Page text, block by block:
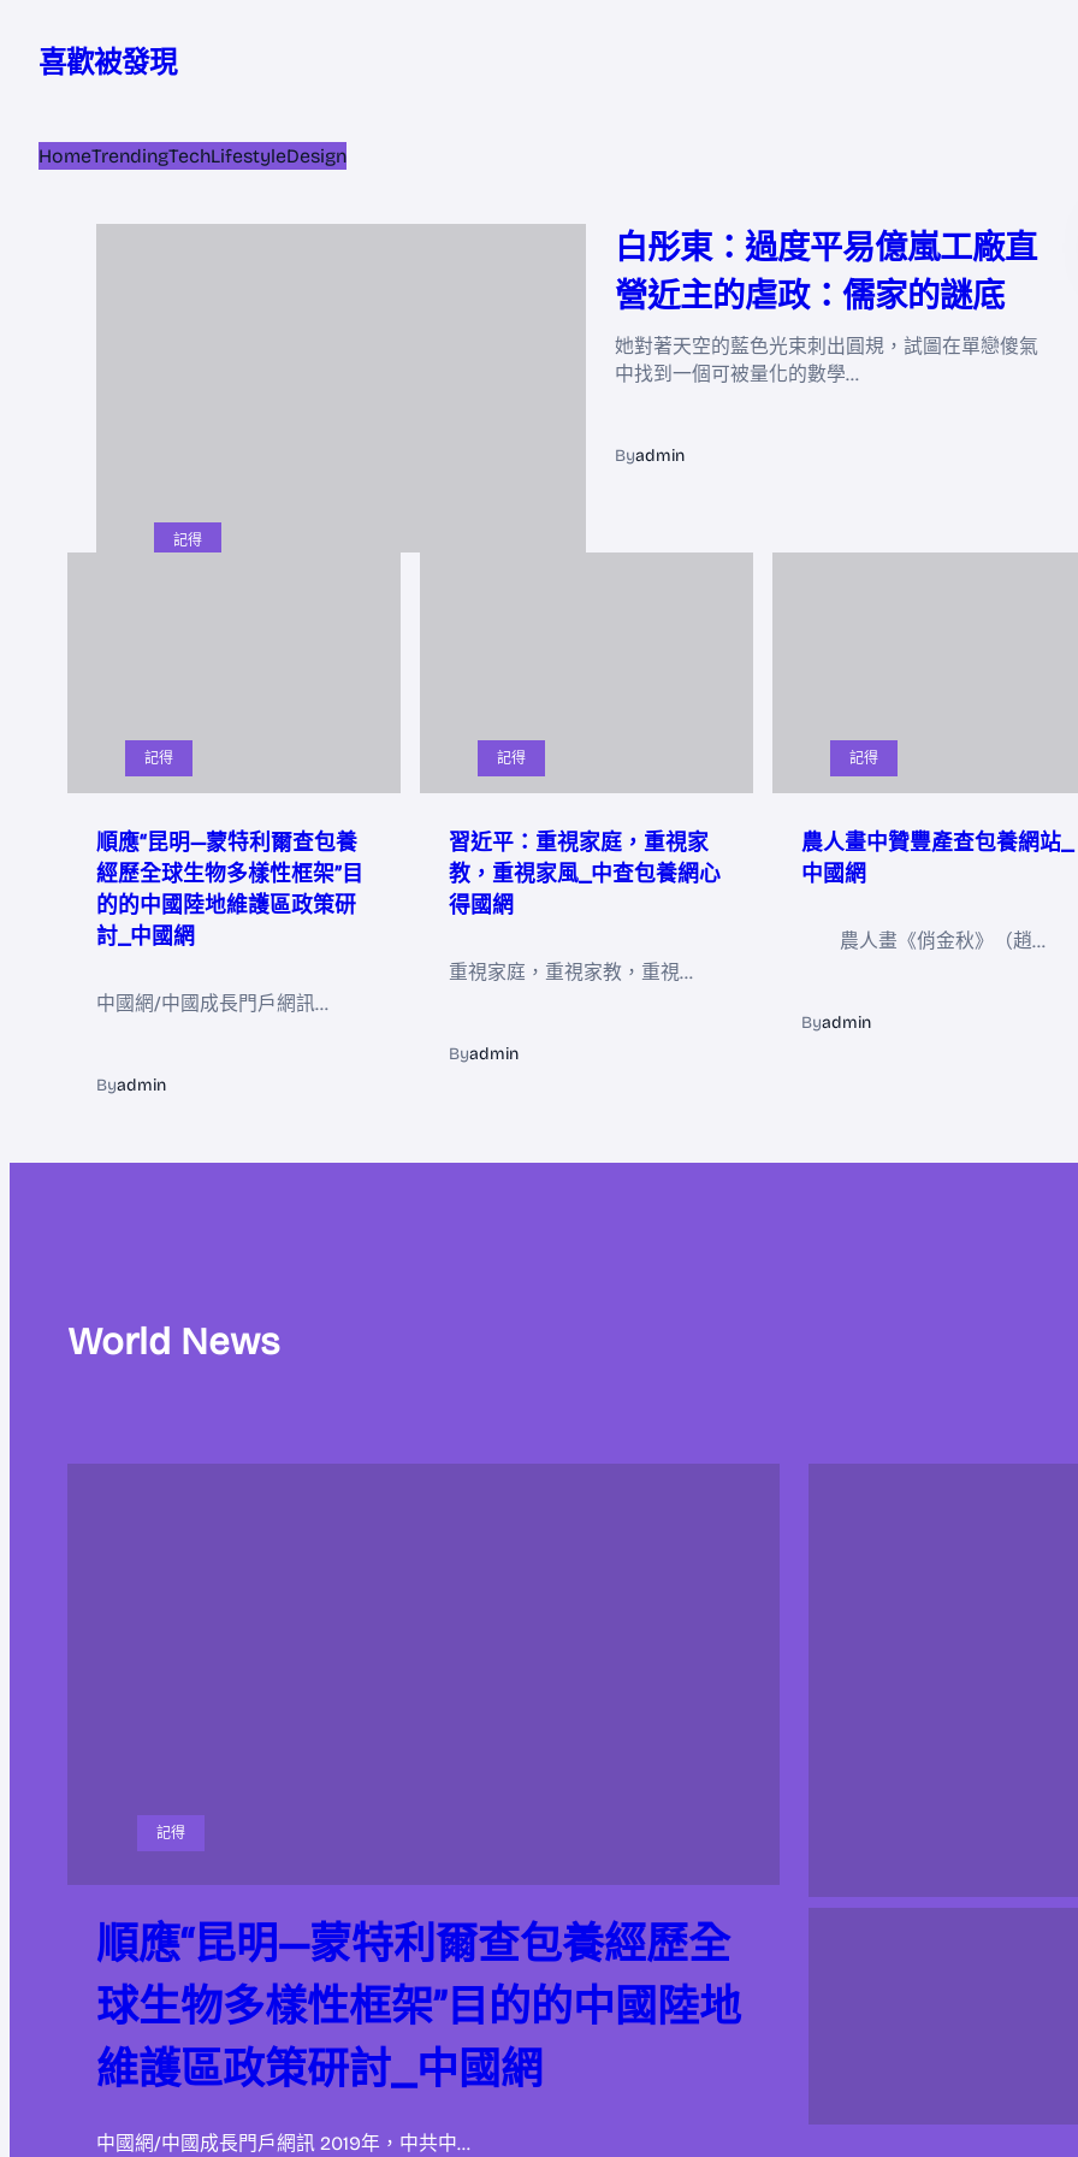
喜歡被發現
HomeTrendingTechLifestyleDesign
記得
白彤東：過度平易億嵐工廠直
營近主的虐政：儒家的謎底
她對著天空的藍色光束刺出圓規，試圖在單戀傻氣
中找到一個可被量化的數學…
Byadmin
記得
順應“昆明—蒙特利爾查包養
經歷全球生物多樣性框架”目
的的中國陸地維護區政策研
討_中國網
中國網/中國成長門戶網訊…
Byadmin
記得
習近平：重視家庭，重視家
教，重視家風_中查包養網心
得國網
重視家庭，重視家教，重視…
Byadmin
記得
農人畫中贊豐產查包養網站_
中國網
農人畫《俏金秋》（趙…
Byadmin
World News
記得
順應“昆明—蒙特利爾查包養經歷全
球生物多樣性框架”目的的中國陸地
維護區政策研討_中國網
中國網/中國成長門戶網訊 2019年，中共中…